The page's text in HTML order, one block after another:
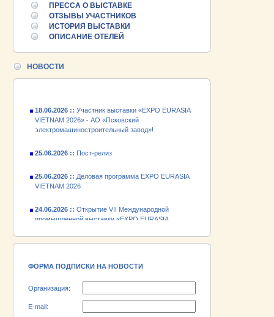
ПРЕССА О ВЫСТАВКЕ
ОТЗЫВЫ УЧАСТНИКОВ
ИСТОРИЯ ВЫСТАВКИ
ОПИСАНИЕ ОТЕЛЕЙ
НОВОСТИ
25.06.2026 ::Деловая программа EXPO EURASIA
VIETNAM 2026
24.06.2026 ::Открытие VII Международной
промышленной выставки «EXPO EURASIA
VIETNAM 2026» - АО «Псковский
электромашиностроительный завод»!
VIETNAM 2026
промышленной выставки «EXPO EURASIA
VIETNAM 2026»
ФОРМА ПОДПИСКИ НА НОВОСТИ
Организация:
E-mail: